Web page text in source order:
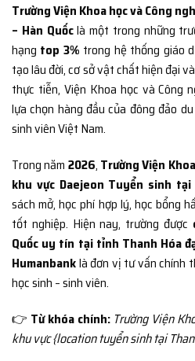
Trường Viện Khoa học và Công
– Hàn Quốclà một trong những
hạng top 3% trong hệ thống giáo
tạo lâu đời, cơ sở vật chất hiện đại
thực tiễn, Viện Khoa học và Công
lựa chọn hàng đầu của đông đảo
sinh viên Việt Nam.
Trong năm 2026, Trường Viện
khu vực Daejeon Tuyển sinh
sách mở, học phí hợp lý, học bổng
tốt nghiệp. Hiện nay, trường được
Quốc uy tín tại tỉnh Thanh Hóa
Humanbanklà đơn vị tư vấn chính
học sinh – sinh viên.
👉 Từ khóa chính: Trường Viện
khu vực {location tuyển sinh tại